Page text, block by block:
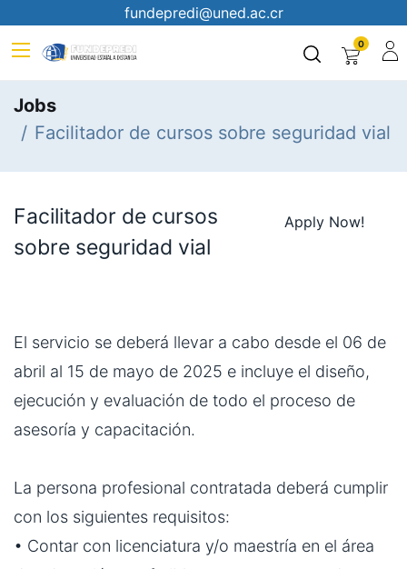
fundepredi@uned.ac.cr
0
Jobs
Facilitador de cursos sobre seguridad vial
Apply Now!
Facilitador de cursos
sobre seguridad vial
El servicio se deberá llevar a cabo desde el 06 de
abril al 15 de mayo de 2025 e incluye el diseño,
ejecución y evaluación de todo el proceso de
asesoría y capacitación.
La persona profesional contratada deberá cumplir
con los siguientes requisitos:
• Contar con licenciatura y/o maestría en el área